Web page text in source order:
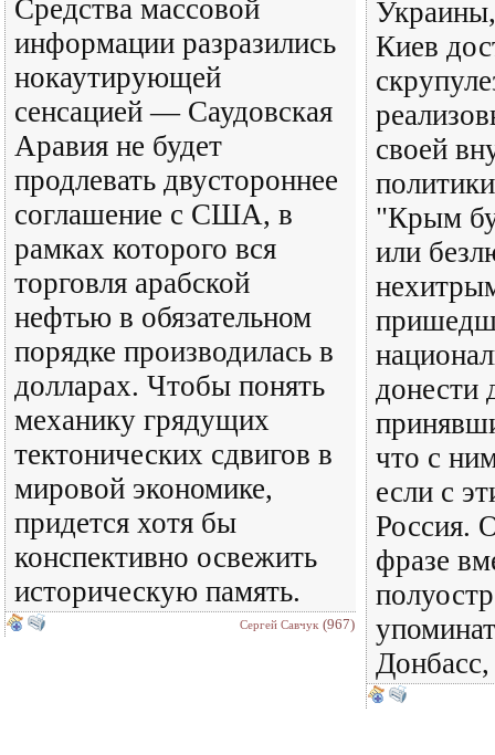
Средства массовой
информации разразились
нокаутирующей
сенсацией — Саудовская
Аравия не будет
продлевать двустороннее
соглашение с США, в
рамках которого вся
торговля арабской
нефтью в обязательном
порядке производилась в
долларах. Чтобы понять
механику грядущих
тектонических сдвигов в
мировой экономике,
придется хотя бы
конспективно освежить
историческую память.
Сергей Савчук (967)
Киев
своей
"Крым
или
донести
что с
если с
Россия.
фразе